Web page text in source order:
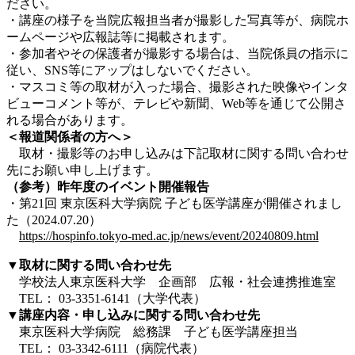
ださい。
・講座の様子を当院広報担当者が撮影した写真等が、病院ホ
ームページや広報誌等に掲載されます。
・参加者やその保護者が撮影する場合は、当院係員の指示に
従い、SNS等にアップはしないでください。
・マスコミ等の取材が入った場合、撮影された映像やインタ
ビューコメント等が、テレビや新聞、Web等を通じて公開さ
れる場合があります。
＜報道関係者の方へ＞
取材・撮影等のお申し込みは下記取材に関する問い合わせ
先にお願い申し上げます。
（参考）昨年度のイベント開催報告
・第21回 東京医科大学病院 子ども医学講座が開催されまし
た
（2024.07.20）
https://hospinfo.tokyo-med.ac.jp/news/event/20240809.html
▼取材に関する問い合わせ先
学校法人東京医科大学 企画部 広報・社会連携推進室
TEL： 03-3351-6141（大学代表）
▼講座内容・申し込みに関する問い合わせ先
東京医科大学病院 総務課 子ども医学講座担当
TEL： 03-3342-6111（病院代表）